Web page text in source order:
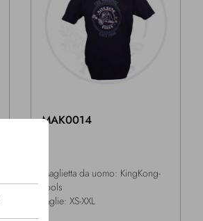
MAK0014
Maglietta da uomo: KingKong-
Tools
Taglie: XS-XXL